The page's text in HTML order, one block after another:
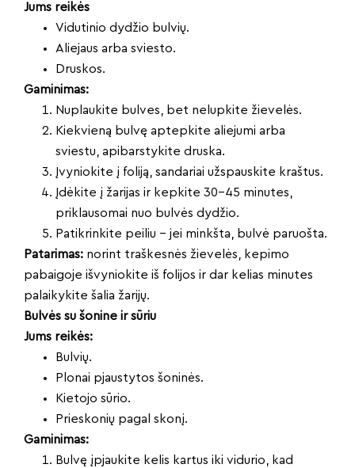
Jums reikės
Vidutinio dydžio bulvių.
Aliejaus arba sviesto.
Druskos.
Gaminimas:
Nuplaukite bulves, bet nelupkite žievelės.
Kiekvieną bulvę aptepkite aliejumi arba
sviestu, apibarstykite druska.
Įvyniokite į foliją, sandariai užspauskite kraštus.
Įdėkite į žarijas ir kepkite 30–45 minutes,
priklausomai nuo bulvės dydžio.
Patikrinkite peiliu – jei minkšta, bulvė paruošta.
Patarimas: norint traškesnės žievelės, kepimo
pabaigoje išvyniokite iš folijos ir dar kelias minutes
palaikykite šalia žarijų.
Bulvės su šonine ir sūriu
Jums reikės:
Bulvių.
Plonai pjaustytos šoninės.
Kietojo sūrio.
Prieskonių pagal skonį.
Gaminimas:
Bulvę įpjaukite kelis kartus iki vidurio, kad